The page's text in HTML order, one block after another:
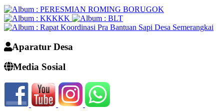
Aparatur Desa
Media Sosial